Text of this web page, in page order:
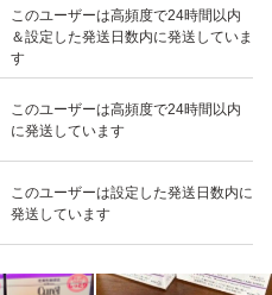
このユーザーは高頻度で24時間以内
＆設定した発送日数内に発送していま
す
このユーザーは高頻度で24時間以内
に発送しています
このユーザーは設定した発送日数内に
発送しています
いいね！
7,900